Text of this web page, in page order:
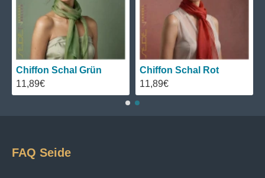
beruhigt und die Gestaltungslust weckt. Ein echtes
Highlight für Waldorf-Kindergärten, therapeutische
Einrichtungen und das heimische Kinderzimmer.
Chiffon Schal Grün
11,89€
Chiffon Schal Rot
11,89€
FAQ Seide